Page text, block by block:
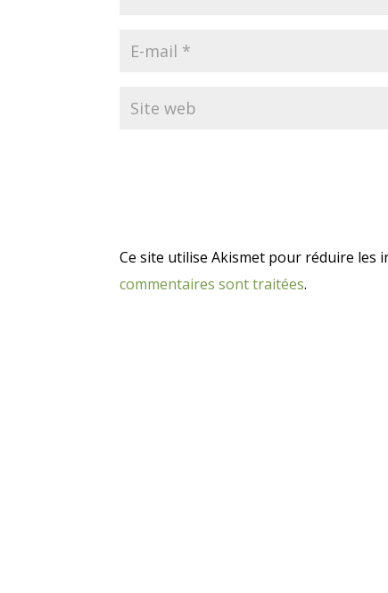
Ce site utilise Akismet pour réduire les
commentaires sont traitées.